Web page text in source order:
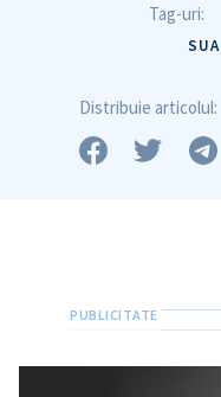
in English
Tag-uri:
SUA
Distribuie articolul: